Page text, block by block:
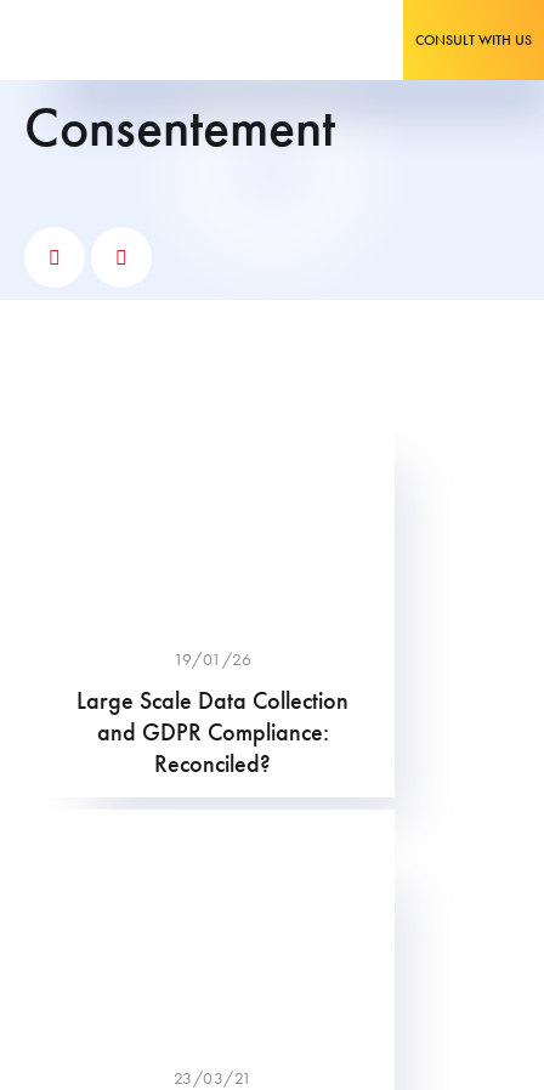
CONSULT WITH US
consentement
19/01/26
Large Scale Data Collection
and GDPR Compliance:
Reconciled?
23/03/21